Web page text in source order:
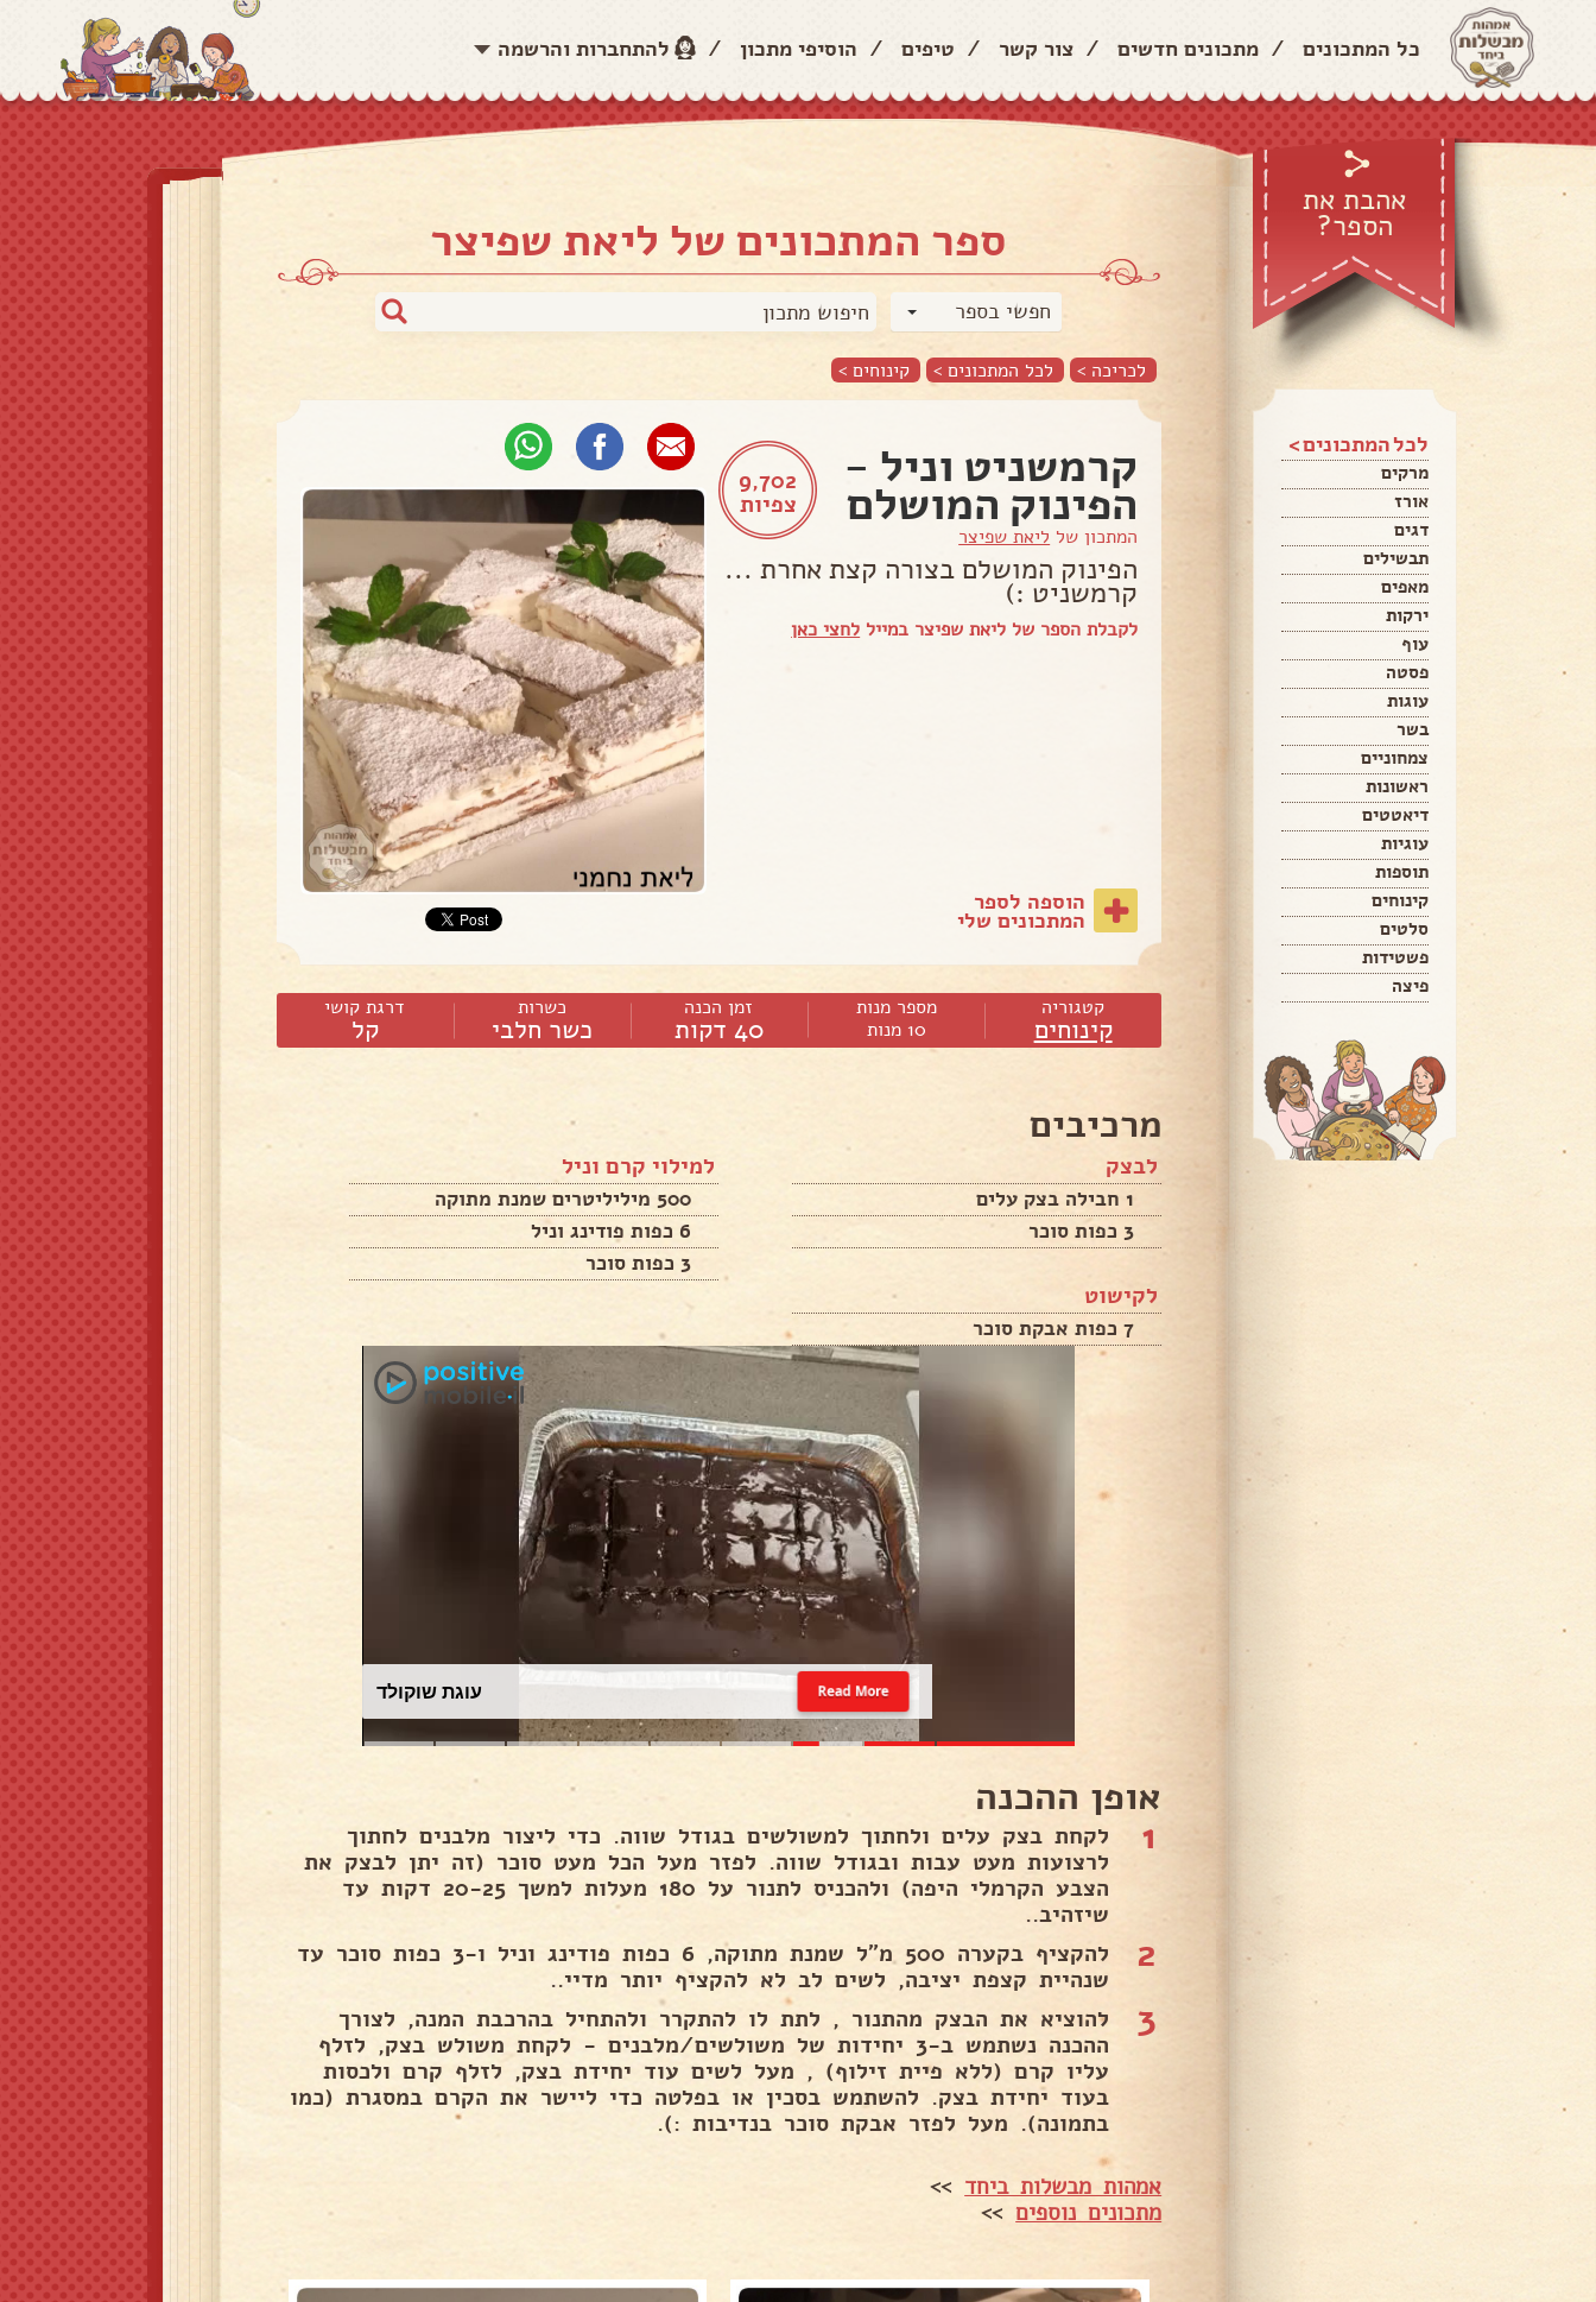
כל המתכונים / מתכונים חדשים / צור קשר / טיפים / הוסיפי מתכון / להתחברות והרשמה
אהבת את
הספר?
לכל המתכונים >
מרקים
אורז
דגים
תבשילים
מאפים
ירקות
עוף
פסטה
עוגות
בשר
צמחוניים
ראשונות
דיאטטים
עוגיות
תוספות
קינוחים
סלטים
פשטידות
פיצה
ספר המתכונים של ליאת שפיצר
חפשי בספר
לכריכה > לכל המתכונים > קינוחים >
9,702
צפיות
קרמשניט וניל -
הפינוק המושלם
המתכון של ליאת שפיצר
הפינוק המושלם בצורה קצת אחרת ...
קרמשניט :)
לקבלת הספר של ליאת שפיצר במייל לחצי כאן
הוספה לספר
המתכונים שלי
קטגוריה
קינוחים
מספר מנות
10 מנות
זמן הכנה
40 דקות
כשרות
כשר חלבי
דרגת קושי
קל
מרכיבים
לבצק
1 חבילה בצק עלים
3 כפות סוכר
למילוי קרם וניל
500 מיליליטרים שמנת מתוקה
6 כפות פודינג וניל
3 כפות סוכר
לקישוט
7 כפות אבקת סוכר
עוגת שוקולד Read More
אופן ההכנה
1
לקחת בצק עלים ולחתוך למשולשים בגודל שווה. כדי ליצור מלבנים לחתוך
לרצועות מעט עבות ובגודל שווה. לפזר מעל הכל מעט סוכר (זה יתן לבצק את
הצבע הקרמלי היפה) ולהכניס לתנור על 180 מעלות למשך 20-25 דקות עד
שיזהיב..
2
להקציף בקערה 500 מ"ל שמנת מתוקה, 6 כפות פודינג וניל ו-3 כפות סוכר עד
שנהיית קצפת יציבה, לשים לב לא להקציף יותר מדיי..
3
להוציא את הבצק מהתנור , לתת לו להתקרר ולהתחיל בהרכבת המנה, לצורך
ההכנה נשתמש ב-3 יחידות של משולשים/מלבנים - לקחת משולש בצק, לזלף
עליו קרם (ללא פיית זילוף) , מעל לשים עוד יחידת בצק, לזלף קרם ולכסות
בעוד יחידת בצק. להשתמש בסכין או בפלטה כדי ליישר את הקרם במסגרת (כמו
בתמונה). מעל לפזר אבקת סוכר בנדיבות :).
אמהות מבשלות ביחד >>
מתכונים נוספים>>